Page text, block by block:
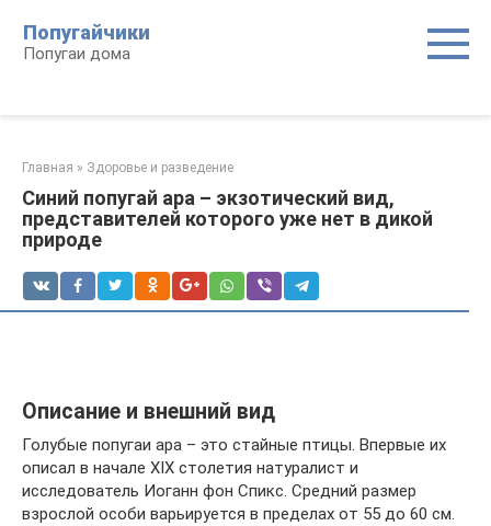
контенту
Попугайчики
Попугаи дома
Главная » Здоровье и разведение
Синий попугай ара – экзотический вид,
представителей которого уже нет в дикой
природе
Описание и внешний вид
Голубые попугаи ара – это стайные птицы. Впервые их
описал в начале XIX столетия натуралист и
исследователь Иоганн фон Спикс. Средний размер
взрослой особи варьируется в пределах от 55 до 60 см.